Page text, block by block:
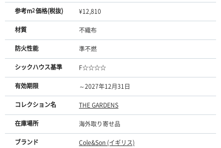
参考m2価格(税抜) ¥12,810
材質 不織布
防火性能 準不燃
シックハウス基準 F☆☆☆☆
有効期限 ～2027年12月31日
コレクション名 THE GARDENS
在庫場所 海外取り寄せ品
ブランド Cole&Son (イギリス)